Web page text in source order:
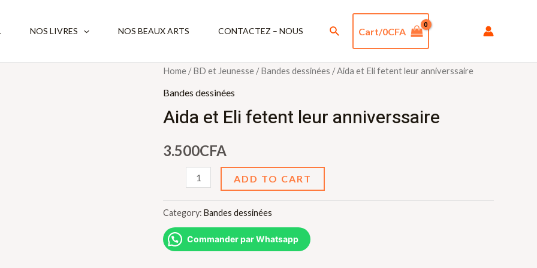
NOS LIVRES NOS BEAUX ARTS CONTACTEZ – NOUS Rechercher
Cart/0CFA
Home /BD et Jeunesse /Bandes dessinées / Aida et Eli fetent leur anniverssaire
Bandes dessinées
Aida et Eli fetent leur anniverssaire
3.500CFA
Eli
fetent
leur
ADD TO CART
Category: Bandes dessinées
Commander par Whatsapp